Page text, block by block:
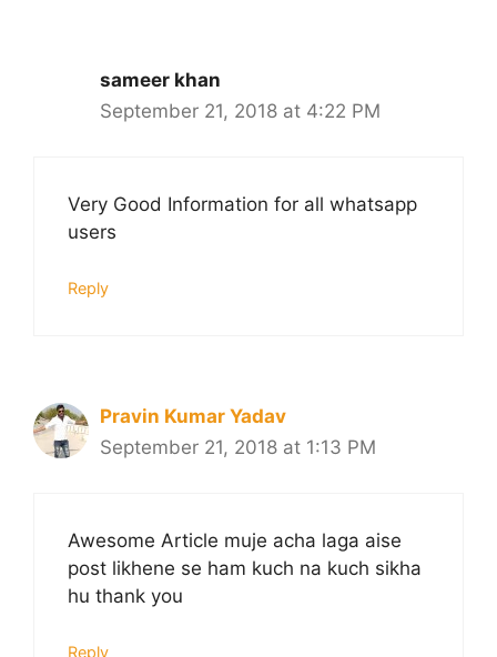
sameer khan
September 21, 2018 at 4:22 PM
Very Good Information for all whatsapp
users
Reply
Pravin Kumar Yadav
September 21, 2018 at 1:13 PM
Awesome Article muje acha laga aise
post likhene se ham kuch na kuch sikha
hu thank you
Reply